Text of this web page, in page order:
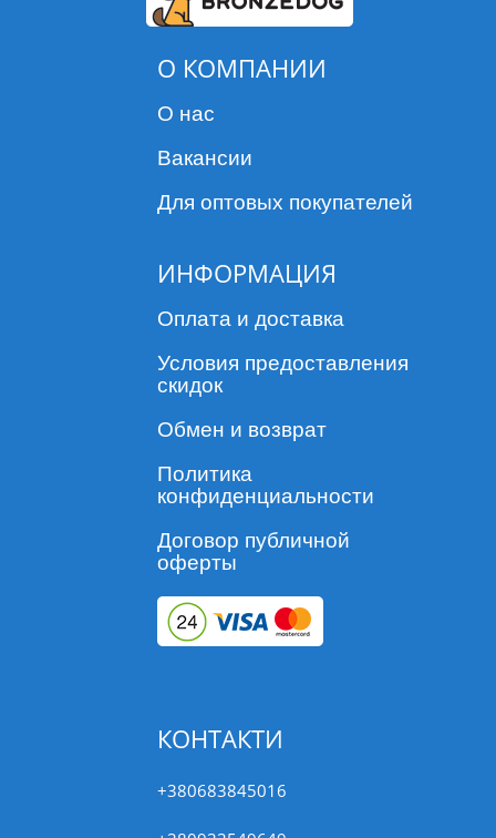
О КОМПАНИИ
О нас
Вакансии
Для оптовых покупателей
ИНФОРМАЦИЯ
Оплата и доставка
Условия предоставления
скидок
Обмен и возврат
Политика
конфиденциальности
Договор публичной
оферты
КОНТАКТИ
+380683845016